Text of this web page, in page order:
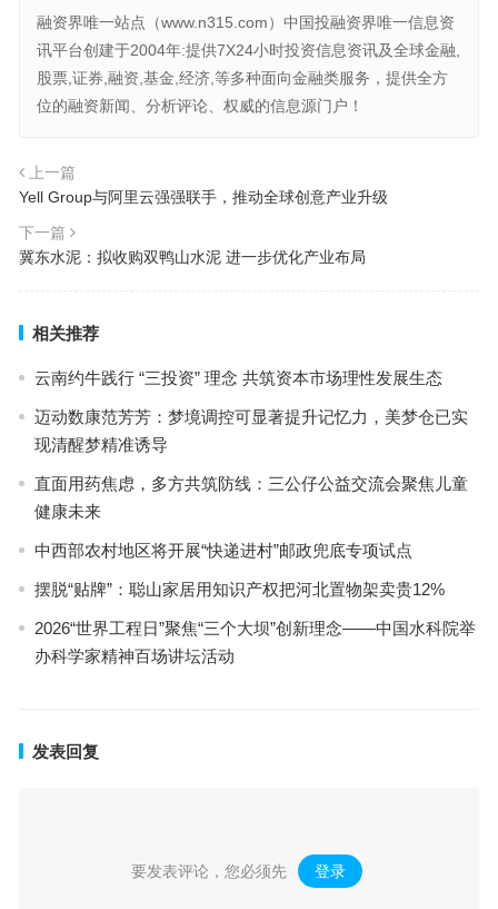
融资界唯一站点（www.n315.com）中国投融资界唯一信息资
讯平台创建于2004年:提供7X24小时投资信息资讯及全球金融,
股票,证券,融资,基金,经济,等多种面向金融类服务，提供全方
位的融资新闻、分析评论、权威的信息源门户！
上一篇
Yell Group与阿里云强强联手，推动全球创意产业升级
下一篇
冀东水泥：拟收购双鸭山水泥 进一步优化产业布局
相关推荐
云南约牛践行 “三投资” 理念 共筑资本市场理性发展生态
迈动数康范芳芳：梦境调控可显著提升记忆力，美梦仓已实
现清醒梦精准诱导
直面用药焦虑，多方共筑防线：三公仔公益交流会聚焦儿童
健康未来
中西部农村地区将开展“快递进村”邮政兜底专项试点
摆脱“贴牌”：聪山家居用知识产权把河北置物架卖贵12%
2026“世界工程日”聚焦“三个大坝”创新理念——中国水科院举
办科学家精神百场讲坛活动
发表回复
要发表评论，您必须先 登录 。